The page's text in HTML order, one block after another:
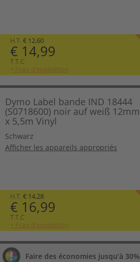
H.T. € 12,60
€ 14,99
T.T.C
+ Frais d’expédition
Dymo Label bande IND 18444
(S0718600) noir auf weiß 12mm
x 5,5m Vinyl
Schwarz
Afficher les appareils appropriés
H.T. € 14,28
€ 16,99
T.T.C
+ Frais d’expédition
Faire des économies jusqu’à 30%